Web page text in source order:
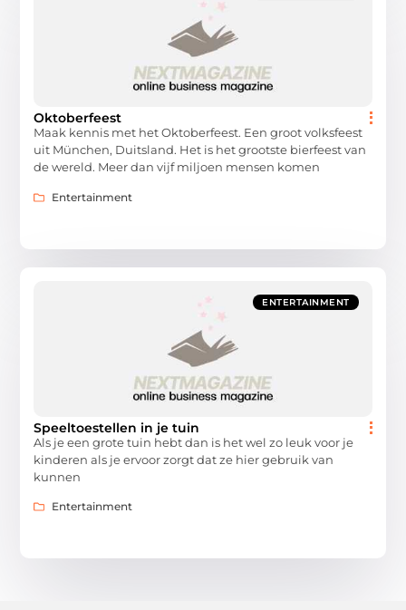
Oktoberfeest
Maak kennis met het Oktoberfeest. Een groot volksfeest
uit München, Duitsland. Het is het grootste bierfeest van
de wereld. Meer dan vijf miljoen mensen komen
Entertainment
ENTERTAINMENT
Speeltoestellen in je tuin
Als je een grote tuin hebt dan is het wel zo leuk voor je
kinderen als je ervoor zorgt dat ze hier gebruik van
kunnen
Entertainment